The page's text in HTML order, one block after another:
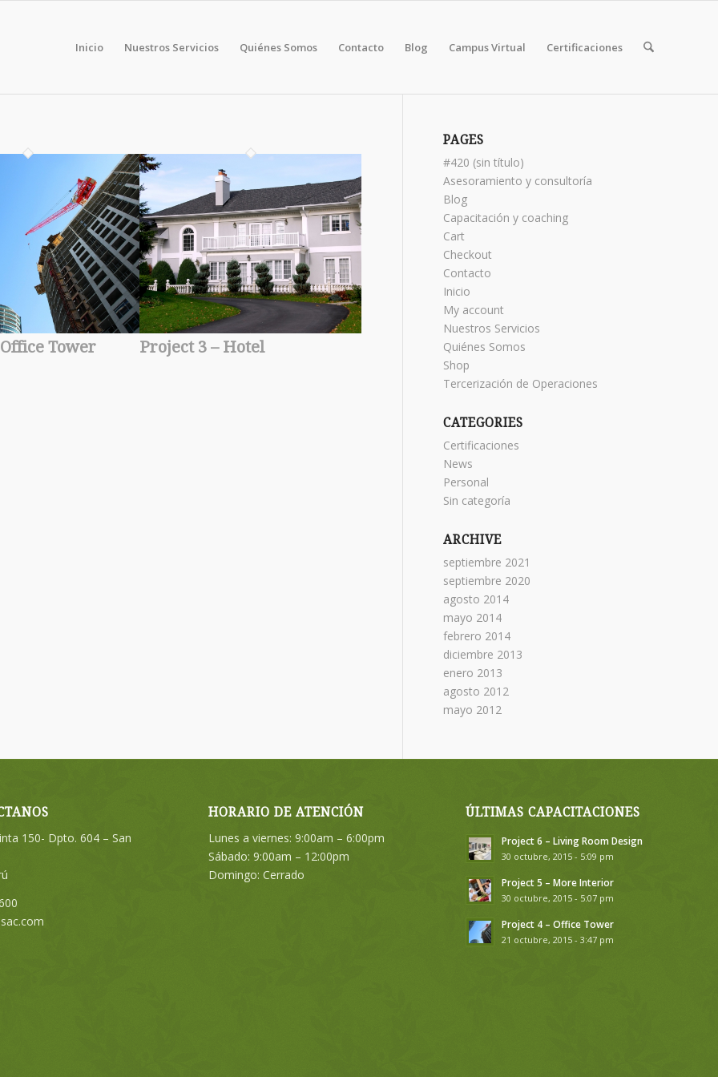
Inicio Nuestros Servicios Quiénes Somos Contacto Blog Campus Virtual Certificaciones
Tower Project 3 – Hotel
PAGES
#420 (sin título)
Asesoramiento y consultoría
Blog
Capacitación y coaching
Cart
Checkout
Contacto
Inicio
My account
Nuestros Servicios
Quiénes Somos
Shop
Tercerización de Operaciones
CATEGORIES
Certificaciones
News
Personal
Sin categoría
ARCHIVE
septiembre 2021
septiembre 2020
agosto 2014
mayo 2014
febrero 2014
diciembre 2013
enero 2013
agosto 2012
mayo 2012
150- Dpto. 604 – San
HORARIO DE ATENCIÓN
Lunes a viernes: 9:00am – 6:00pm
Sábado: 9:00am – 12:00pm
Domingo: Cerrado
ÚLTIMAS CAPACITACIONES
Project 6 – Living Room Design
30 octubre, 2015 - 5:09 pm
Project 5 – More Interior
30 octubre, 2015 - 5:07 pm
Project 4 – Office Tower
21 octubre, 2015 - 3:47 pm